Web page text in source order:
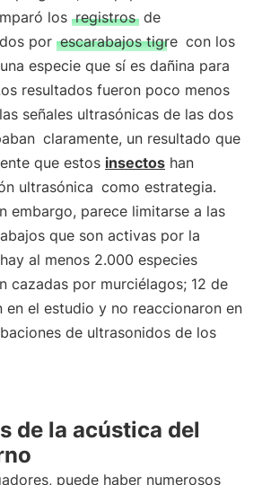
los registros de
por escarabajos tigre con los
especie que sí es dañina para
resultados fueron poco menos
señales ultrasónicas de las dos
claramente, un resultado que
que estos insectos han
ultrasónica como estrategia.
embargo, parece limitarse a las
que son activas por la
al menos 2.000 especies
cazadas por murciélagos; 12 de
en el estudio y no reaccionaron en
de ultrasonidos de los
de la acústica del
puede haber numerosos